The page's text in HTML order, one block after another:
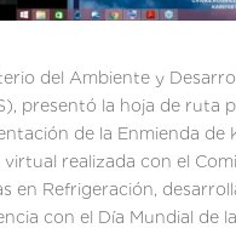
del Ambiente y
presentó la hoja de ruta
de la Enmienda de
realizada con el
en Refrigeración,
con el Día Mundial de